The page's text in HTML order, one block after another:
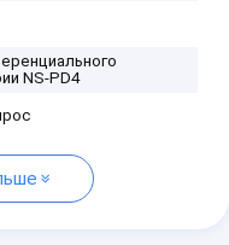
NS-PD4